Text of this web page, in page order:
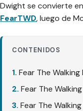
Dwight se convierte
FearTWD, luego de
CONTENIDOS
Fear The Walking
Fear The
Fear The